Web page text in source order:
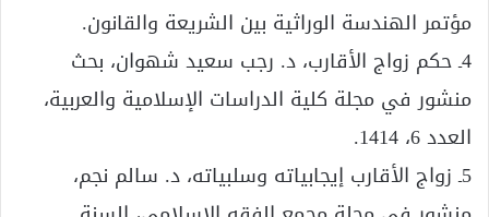
مؤتمر الهندسة الوراثية بين الشريعة والقانون.
4ـ حكم زواج الأقارب، د. رجب سعيد شهوان، بحث
منشور في مجلة كلية الدراسات الإسلامية والعربية،
العدد 6، 1414.
5ـ زواج الأقارب إيجابياته وسلبياته، د. سالم نجم،